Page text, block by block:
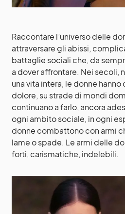
Raccontare l’universo delle
attraversare gli abissi,
battaglie sociali che, da
a dover affrontare. Nei secoli,
una vita intera, le donne
dolore, su strade di mondi
continuano a farlo, ancora
ogni ambito sociale, in ogni
donne combattono con armi
lame o spade. Le armi delle
forti, carismatiche, indelebili.